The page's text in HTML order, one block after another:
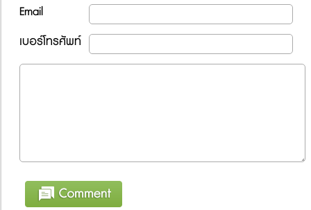
Email
เบอร์โทรศัพท์